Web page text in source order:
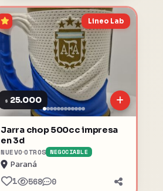
Lineo Lab
$ 25.000
Jarra chop 500cc impresa
en 3d
NUEVOOTROS NEGOCIABLE
Paraná
1 568 0